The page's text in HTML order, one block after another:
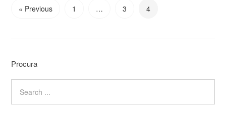
« Previous 1 … 3 4
Procura